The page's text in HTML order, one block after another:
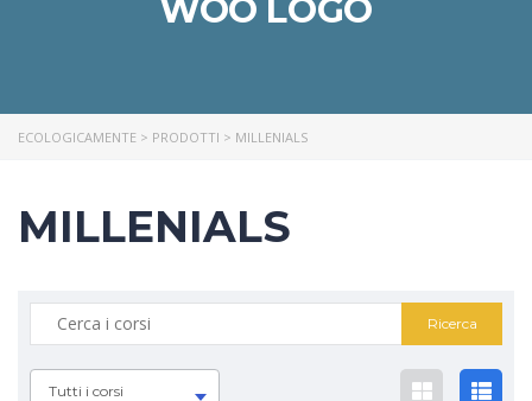
WOO LOGO
ECOLOGICAMENTE > PRODOTTI > MILLENIALS
MILLENIALS
Tutti i corsi